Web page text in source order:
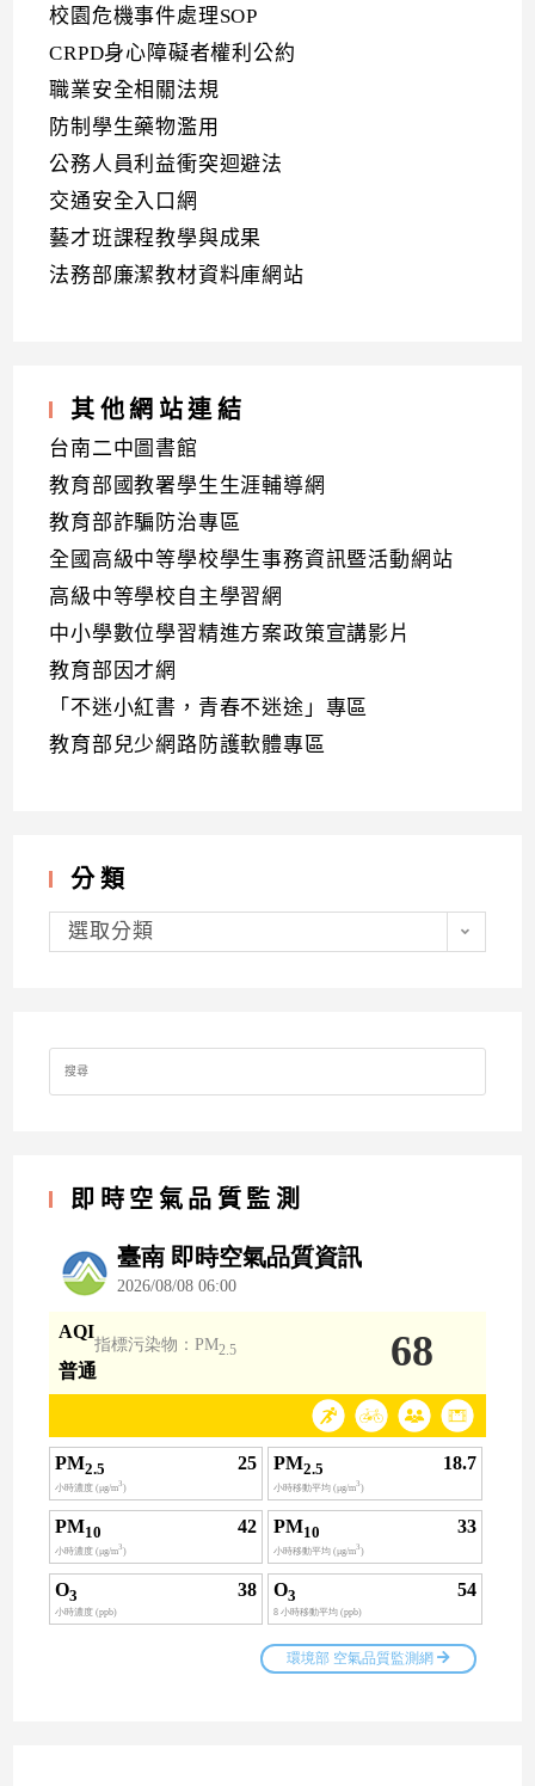
校園危機事件處理SOP
CRPD身心障礙者權利公約
職業安全相關法規
防制學生藥物濫用
公務人員利益衝突迴避法
交通安全入口網
藝才班課程教學與成果
法務部廉潔教材資料庫網站
其他網站連結
台南二中圖書館
教育部國教署學生生涯輔導網
教育部詐騙防治專區
全國高級中等學校學生事務資訊暨活動網站
高級中等學校自主學習網
中小學數位學習精進方案政策宣講影片
教育部因才網
「不迷小紅書，青春不迷途」專區
教育部兒少網路防護軟體專區
分類
分
類選取分類
Search
for:
即時空氣品質監測